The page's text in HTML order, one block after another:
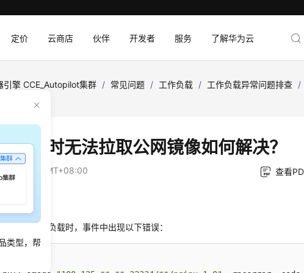
定价 云商店 伙伴 开发者 服务 了解华为云
类型，帮
引擎 CCE_Autopilot集群 / 常见问题 / 工作负载 / 工作负载异常问题排查 /
负载时无法拉取公网镜像如何解决？
08-30 GMT+08:00 查看
中创建工作负载时，事件中出现以下错误：